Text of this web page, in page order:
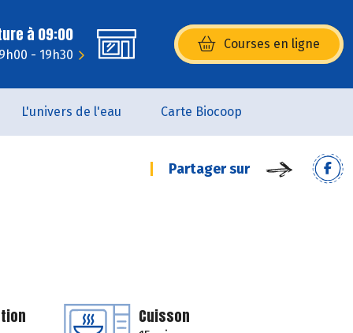
à 09:00
- 19h30
Courses en ligne
(s’ouvre dans une nouvelle
L'univers de l'eau Carte Biocoop
Partager sur
Cuisson